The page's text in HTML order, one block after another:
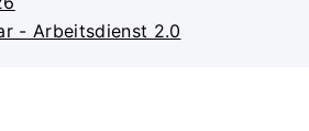
- Arbeitsdienst 2.0